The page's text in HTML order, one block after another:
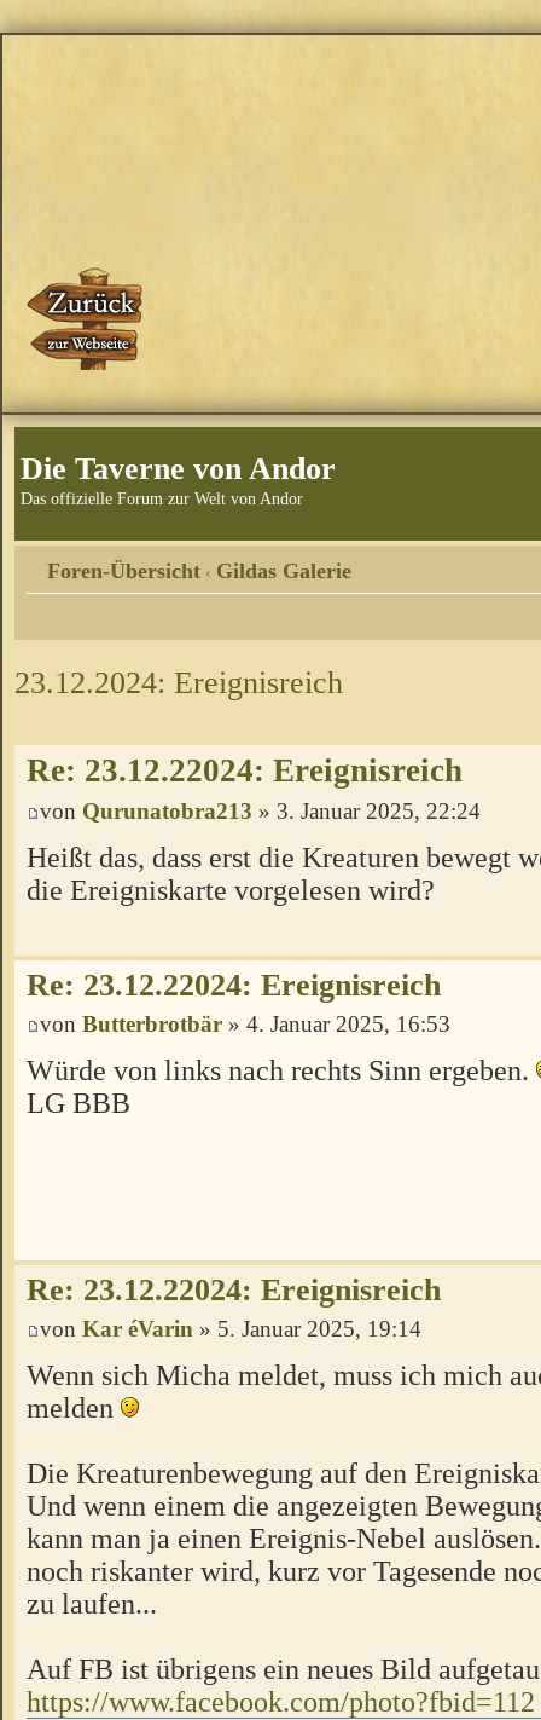
Die Taverne von Andor
Das offizielle Forum zur Welt von Andor
Foren-Übersicht ‹ Gildas Galerie
23.12.2024: Ereignisreich
Re: 23.12.22024: Ereignisreich
von Qurunatobra213 » 3. Januar 2025, 22:24
Heißt das, dass erst die Kreaturen bewegt
die Ereigniskarte vorgelesen wird?
Re: 23.12.22024: Ereignisreich
von Butterbrotbär » 4. Januar 2025, 16:53
Würde von links nach rechts Sinn ergeben.
LG BBB
Re: 23.12.22024: Ereignisreich
von Kar éVarin » 5. Januar 2025, 19:14
Wenn sich Micha meldet, muss ich mich
melden
Die Kreaturenbewegung auf den
Und wenn einem die angezeigten
kann man ja einen Ereignis-Nebel
noch riskanter wird, kurz vor Tagesende
zu laufen...
Auf FB ist übrigens ein neues Bild
https://www.facebook.com/photo?fbid=112